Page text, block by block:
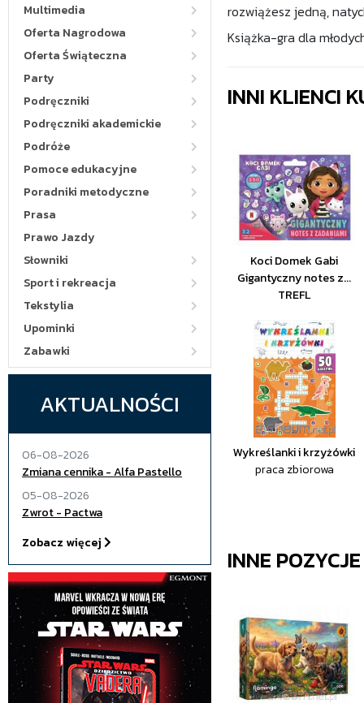
Multimedia
Oferta Nagrodowa
Oferta Świąteczna
Party
Podręczniki
Podręczniki akademickie
Podróże
Pomoce edukacyjne
Poradniki metodyczne
Prasa
Prawo Jazdy
Słowniki
Sport i rekreacja
Tekstylia
Upominki
Zabawki
AKTUALNOŚCI
06-08-2026
Zmiana cennika - Alfa Pastello
05-08-2026
Zwrot - Pactwa
Zobacz więcej
rozwiążesz jedną,
Książka-gra dla
INNI KLIENCI
Koci Domek Gabi
Gigantyczny notes z...
TREFL
Wykreślanki i krzyżówki
praca zbiorowa
INNE